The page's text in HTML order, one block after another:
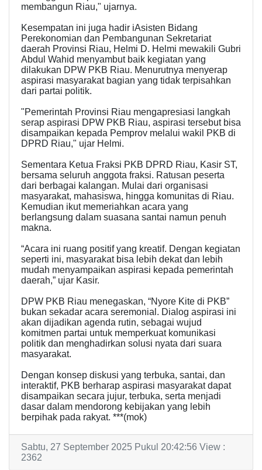
membangun Riau," ujarnya.
Kesempatan ini juga hadir iAsisten Bidang
Perekonomian dan Pembangunan Sekretariat
daerah Provinsi Riau, Helmi D. Helmi mewakili Gubri
Abdul Wahid menyambut baik kegiatan yang
dilakukan DPW PKB Riau. Menurutnya menyerap
aspirasi masyarakat bagian yang tidak terpisahkan
dari partai politik.
"Pemerintah Provinsi Riau mengapresiasi langkah
serap aspirasi DPW PKB Riau, aspirasi tersebut bisa
disampaikan kepada Pemprov melalui wakil PKB di
DPRD Riau," ujar Helmi.
Sementara Ketua Fraksi PKB DPRD Riau, Kasir ST,
bersama seluruh anggota fraksi. Ratusan peserta
dari berbagai kalangan. Mulai dari organisasi
masyarakat, mahasiswa, hingga komunitas di Riau.
Kemudian ikut memeriahkan acara yang
berlangsung dalam suasana santai namun penuh
makna.
“Acara ini ruang positif yang kreatif. Dengan kegiatan
seperti ini, masyarakat bisa lebih dekat dan lebih
mudah menyampaikan aspirasi kepada pemerintah
daerah,” ujar Kasir.
DPW PKB Riau menegaskan, “Nyore Kite di PKB”
bukan sekadar acara seremonial. Dialog aspirasi ini
akan dijadikan agenda rutin, sebagai wujud
komitmen partai untuk memperkuat komunikasi
politik dan menghadirkan solusi nyata dari suara
masyarakat.
Dengan konsep diskusi yang terbuka, santai, dan
interaktif, PKB berharap aspirasi masyarakat dapat
disampaikan secara jujur, terbuka, serta menjadi
dasar dalam mendorong kebijakan yang lebih
berpihak pada rakyat. ***(mok)
Sabtu, 27 September 2025 Pukul 20:42:56 View :
2362